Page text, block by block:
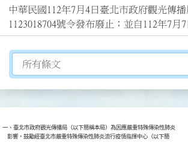
中華民國112年7月4日臺北市政府觀光傳
1123018704號令發布廢止；並自112年7月
切換選擇法規資訊內容
一、臺北市政府觀光傳播局（以下簡稱本局）為因應嚴重特殊傳染性肺炎
    影響，鼓勵經臺北市嚴重特殊傳染性肺炎流行疫情指揮中心（以下簡